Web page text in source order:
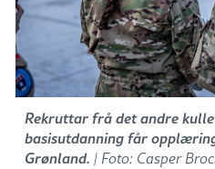
Rekruttar frå det andre
basisutdanning får
Grønland. | Foto: Casper